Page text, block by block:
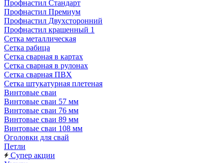
Профнастил Стандарт
Профнастил Премиум
Профнастил Двухсторонний
Профнастил крашенный 1
Сетка металлическая
Сетка рабица
Сетка сварная в картах
Сетка сварная в рулонах
Сетка сварная ПВХ
Сетка штукатурная плетеная
Винтовые сваи
Винтовые сваи 57 мм
Винтовые сваи 76 мм
Винтовые сваи 89 мм
Винтовые сваи 108 мм
Оголовки для свай
Петли
Супер акции